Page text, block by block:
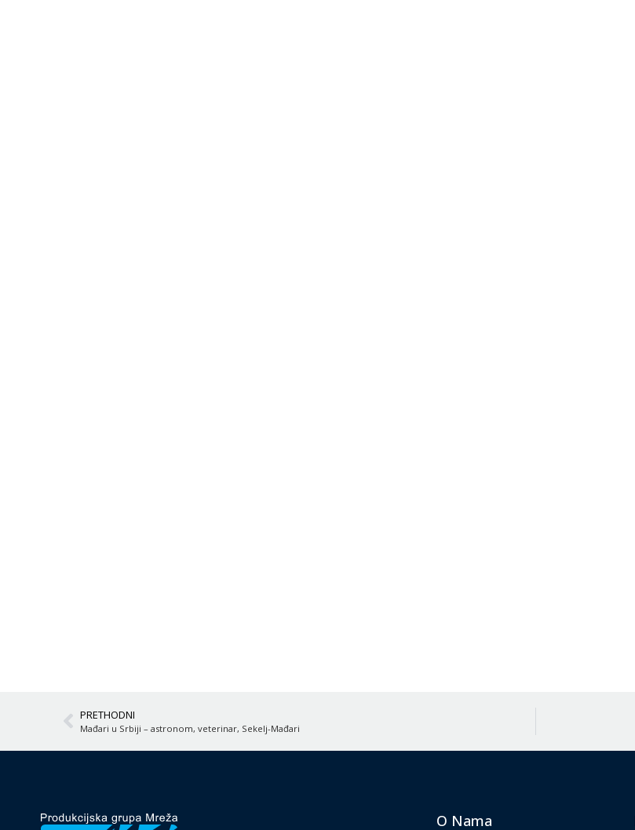
PRETHODNI
Mađari u Srbiji – astronom, veterinar, Sekelj-Mađari
O Nama